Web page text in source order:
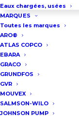
Eaux chargées, usées
MARQUES
Toutes les marques
ARO®
ATLAS COPCO
EBARA
GRACO
GRUNDFOS
GVR
MOUVEX
SALMSON-WILO
JOHNSON PUMP
gestion